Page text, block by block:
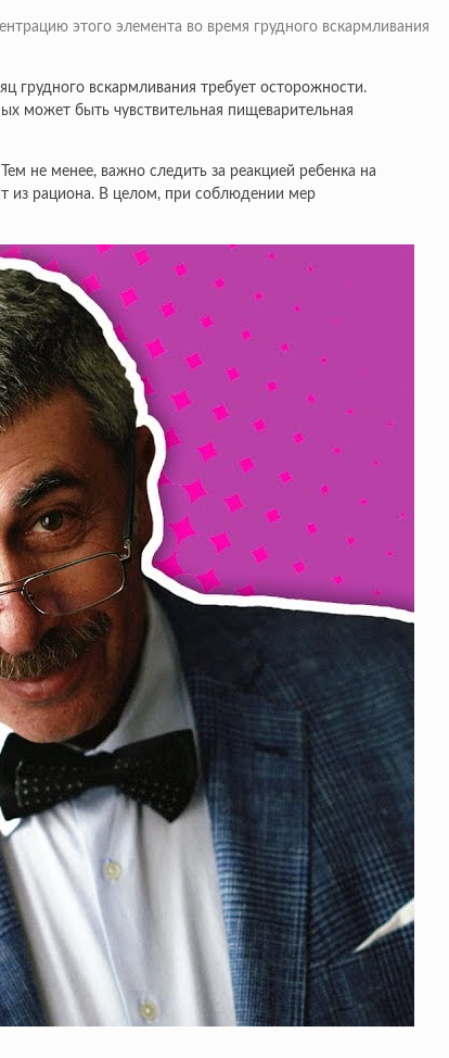
этого элемента во время грудного вскармливания
грудного вскармливания требует осторожности.
может быть чувствительная пищеварительная
не менее, важно следить за реакцией ребенка на
из рациона. В целом, при соблюдении мер